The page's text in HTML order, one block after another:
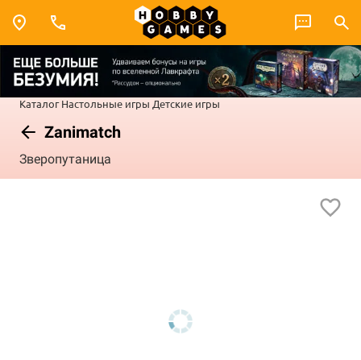
Каталог Настольные игры Детские игры
Zanimatch
Зверопутаница